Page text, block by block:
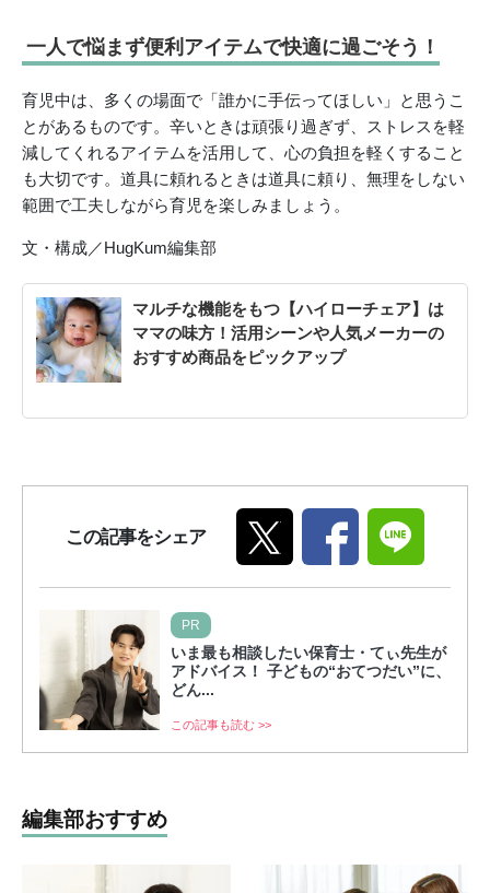
一人で悩まず便利アイテムで快適に過ごそう！
育児中は、多くの場面で「誰かに手伝ってほしい」と思うこ
とがあるものです。辛いときは頑張り過ぎず、ストレスを軽
減してくれるアイテムを活用して、心の負担を軽くすること
も大切です。道具に頼れるときは道具に頼り、無理をしない
範囲で工夫しながら育児を楽しみましょう。
文・構成／HugKum編集部
マルチな機能をもつ【ハイローチェア】は
ママの味方！活用シーンや人気メーカーの
おすすめ商品をピックアップ
この記事をシェア
PR
いま最も相談したい保育士・てぃ先生が
アドバイス！ 子どもの“おてつだい”に、
どん...
この記事も読む >>
編集部おすすめ